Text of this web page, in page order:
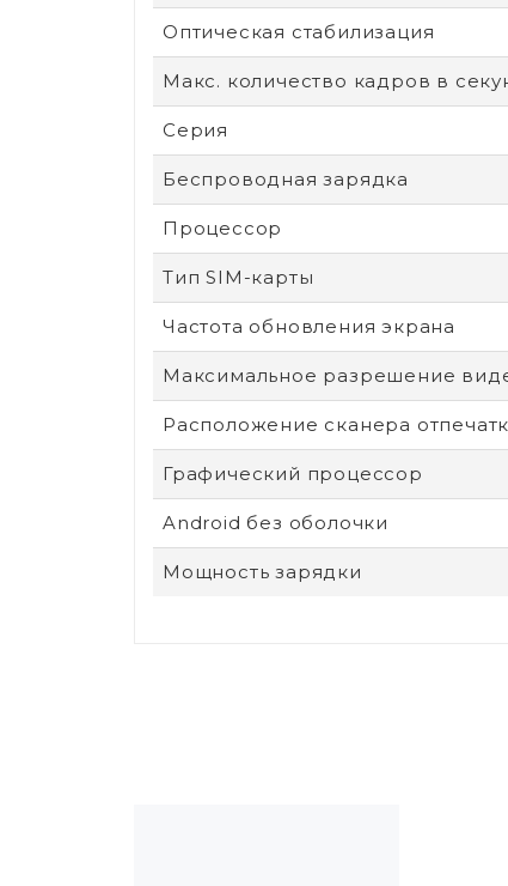
Оптическая стабилизация
Макс. количество кадров в
Серия
Беспроводная зарядка
Процессор
Тип SIM-карты
Частота обновления экрана
Максимальное разрешение
Расположение сканера
Графический процессор
Android без оболочки
Мощность зарядки